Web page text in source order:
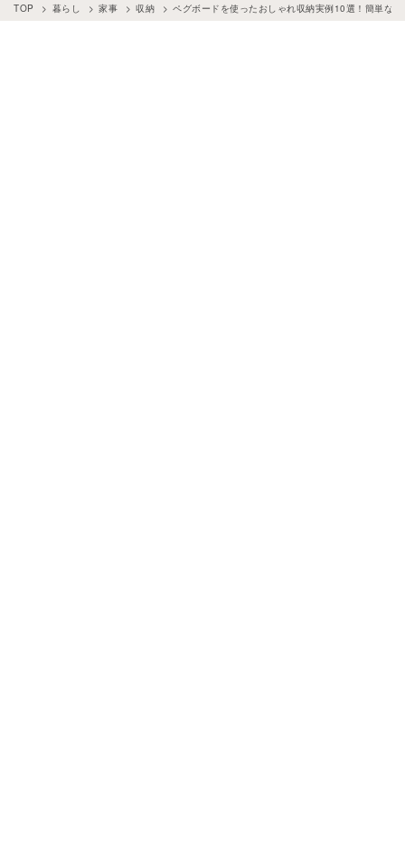
TOP 暮らし 家事 収納 ペグボードを使ったおしゃれ収納実例10選！簡単な